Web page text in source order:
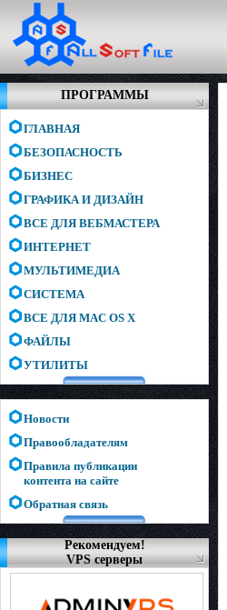
ПРОГРАММЫ
ГЛАВНАЯ
БЕЗОПАСНОСТЬ
БИЗНЕС
ГРАФИКА И ДИЗАЙН
ВСЕ ДЛЯ ВЕБМАСТЕРА
ИНТЕРНЕТ
МУЛЬТИМЕДИА
СИСТЕМА
ВСЕ ДЛЯ MAC OS X
ФАЙЛЫ
УТИЛИТЫ
Новости
Правообладателям
Правила публикации
контента на сайте
Обратная связь
Рекомендуем!
VPS серверы